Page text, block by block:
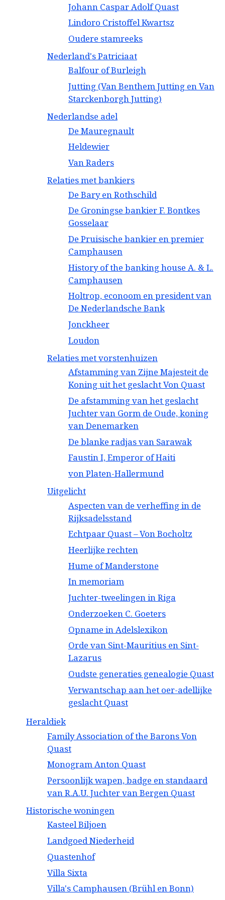
Johann Caspar Adolf Quast
Lindoro Cristoffel Kwartsz
Oudere stamreeks
Nederland's Patriciaat
Balfour of Burleigh
Jutting (Van Benthem Jutting en Van
Starckenborgh Jutting)
Nederlandse adel
De Mauregnault
Heldewier
Van Raders
Relaties met bankiers
De Bary en Rothschild
De Groningse bankier F. Bontkes
Gosselaar
De Pruisische bankier en premier
Camphausen
History of the banking house A. & L.
Camphausen
Holtrop, econoom en president van
De Nederlandsche Bank
Jonckheer
Loudon
Relaties met vorstenhuizen
Afstamming van Zijne Majesteit de
Koning uit het geslacht Von Quast
De afstamming van het geslacht
Juchter van Gorm de Oude, koning
van Denemarken
De blanke radjas van Sarawak
Faustin I, Emperor of Haiti
von Platen-Hallermund
Uitgelicht
Aspecten van de verheffing in de
Rijksadelsstand
Echtpaar Quast – Von Bocholtz
Heerlijke rechten
Hume of Manderstone
In memoriam
Juchter-tweelingen in Riga
Onderzoeken C. Goeters
Opname in Adelslexikon
Orde van Sint-Mauritius en Sint-
Lazarus
Oudste generaties genealogie Quast
Verwantschap aan het oer-adellijke
geslacht Quast
Heraldiek
Family Association of the Barons Von
Quast
Monogram Anton Quast
Persoonlijk wapen, badge en standaard
van R.A.U. Juchter van Bergen Quast
Historische woningen
Kasteel Biljoen
Landgoed Niederheid
Quastenhof
Villa Sixta
Villa's Camphausen (Brühl en Bonn)